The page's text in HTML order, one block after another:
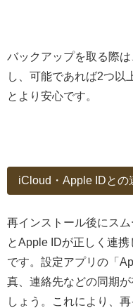
バックアップを取る際
し、可能であれば2つ以
とより安心です。
iCloud・Apple IDとの
再インストール後にス
とApple IDが正しく連
です。設定アプリの「
真、連絡先などの同期
しょう。これにより、